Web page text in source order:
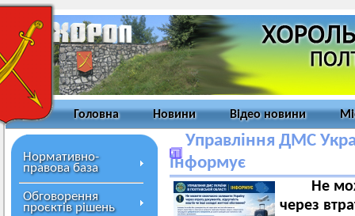
Головна Новини Відео новини
Нормативно-
правова база
Обговорення
проєктів рішень
Управління ДМС
інформує
Не
через